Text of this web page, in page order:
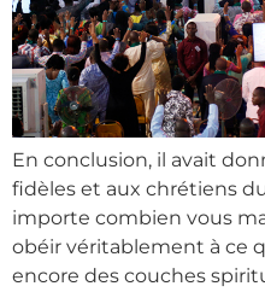
En conclusion, il avait
fidèles et aux chrétiens
importe combien vous
obéir véritablement à ce
encore des couches